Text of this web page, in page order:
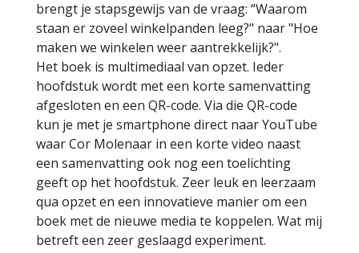
brengt je stapsgewijs van de vraag: “Waarom
staan er zoveel winkelpanden leeg?" naar "Hoe
maken we winkelen weer aantrekkelijk?".
Het boek is multimediaal van opzet. Ieder
hoofdstuk wordt met een korte samenvatting
afgesloten en een QR-code. Via die QR-code
kun je met je smartphone direct naar YouTube
waar Cor Molenaar in een korte video naast
een samenvatting ook nog een toelichting
geeft op het hoofdstuk. Zeer leuk en leerzaam
qua opzet en een innovatieve manier om een
boek met de nieuwe media te koppelen. Wat mij
betreft een zeer geslaagd experiment.